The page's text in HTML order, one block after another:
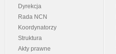
Dyrekcja
Rada NCN
Koordynatorzy
Struktura
Akty prawne